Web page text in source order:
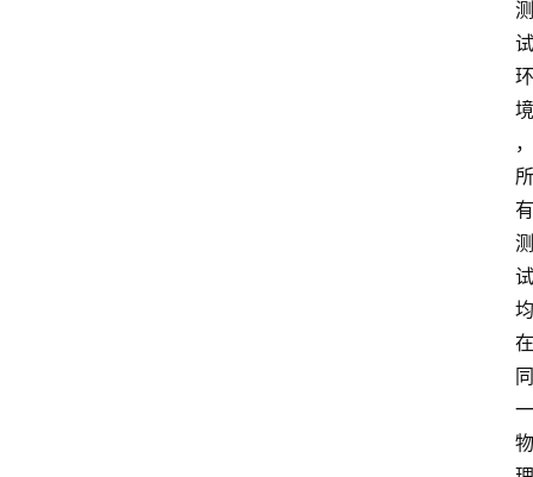
测
试
环
境
，
所
有
测
试
均
在
同
一
物